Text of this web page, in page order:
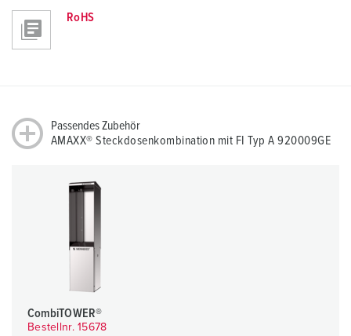
RoHS
Passendes Zubehör
AMAXX® Steckdosenkombination mit FI Typ A 920009GE
CombiTOWER®
Bestellnr. 15678